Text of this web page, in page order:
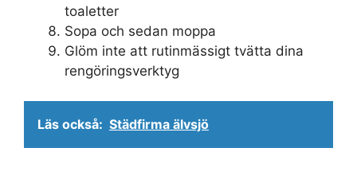
toaletter
Sopa och sedan moppa
Glöm inte att rutinmässigt tvätta dina
rengöringsverktyg
Läs också: Städfirma älvsjö